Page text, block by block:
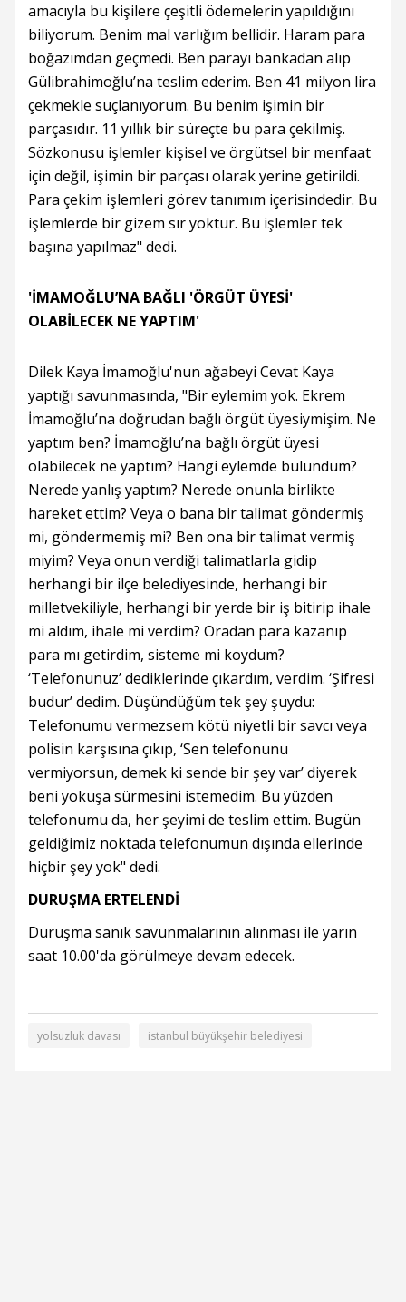
amacıyla bu kişilere çeşitli ödemelerin yapıldığını
biliyorum. Benim mal varlığım bellidir. Haram para
boğazımdan geçmedi. Ben parayı bankadan alıp
Gülibrahimoğlu’na teslim ederim. Ben 41 milyon lira
çekmekle suçlanıyorum. Bu benim işimin bir
parçasıdır. 11 yıllık bir süreçte bu para çekilmiş.
Sözkonusu işlemler kişisel ve örgütsel bir menfaat
için değil, işimin bir parçası olarak yerine getirildi.
Para çekim işlemleri görev tanımım içerisindedir. Bu
işlemlerde bir gizem sır yoktur. Bu işlemler tek
başına yapılmaz" dedi.
'İMAMOĞLU’NA BAĞLI 'ÖRGÜT ÜYESİ'
OLABİLECEK NE YAPTIM'
Dilek Kaya İmamoğlu'nun ağabeyi Cevat Kaya
yaptığı savunmasında, "Bir eylemim yok. Ekrem
İmamoğlu’na doğrudan bağlı örgüt üyesiymişim. Ne
yaptım ben? İmamoğlu’na bağlı örgüt üyesi
olabilecek ne yaptım? Hangi eylemde bulundum?
Nerede yanlış yaptım? Nerede onunla birlikte
hareket ettim? Veya o bana bir talimat göndermiş
mi, göndermemiş mi? Ben ona bir talimat vermiş
miyim? Veya onun verdiği talimatlarla gidip
herhangi bir ilçe belediyesinde, herhangi bir
milletvekiliyle, herhangi bir yerde bir iş bitirip ihale
mi aldım, ihale mi verdim? Oradan para kazanıp
para mı getirdim, sisteme mi koydum?
‘Telefonunuz’ dediklerinde çıkardım, verdim. ‘Şifresi
budur’ dedim. Düşündüğüm tek şey şuydu:
Telefonumu vermezsem kötü niyetli bir savcı veya
polisin karşısına çıkıp, ‘Sen telefonunu
vermiyorsun, demek ki sende bir şey var’ diyerek
beni yokuşa sürmesini istemedim. Bu yüzden
telefonumu da, her şeyimi de teslim ettim. Bugün
geldiğimiz noktada telefonumun dışında ellerinde
hiçbir şey yok" dedi.
DURUŞMA ERTELENDİ
Duruşma sanık savunmalarının alınması ile yarın
saat 10.00'da görülmeye devam edecek.
yolsuzluk davası istanbul büyükşehir belediyesi